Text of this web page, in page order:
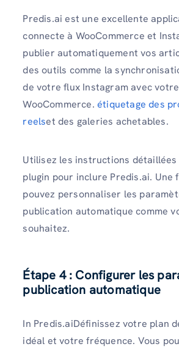
Predis.ai est une excellente
connecte à WooCommerce et
publier automatiquement vos
des outils comme la
de votre flux Instagram avec
WooCommerce. étiquetage des
reelset des galeries achetables.
Utilisez les instructions détaillées
plugin pour inclure Predis.ai. Une
pouvez personnaliser les
publication automatique comme
souhaitez.
Étape 4 : Configurer les
publication automatique
In Predis.aiDéfinissez votre plan
idéal et votre fréquence. Vous